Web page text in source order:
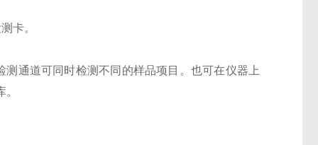
卡。
通道可同时检测不同的样品项目。也可在仪器上
。